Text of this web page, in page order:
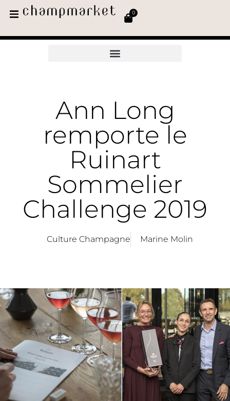
0
Ann Long
remporte le
Ruinart
Sommelier
Challenge 2019
Culture Champagne Marine Molin